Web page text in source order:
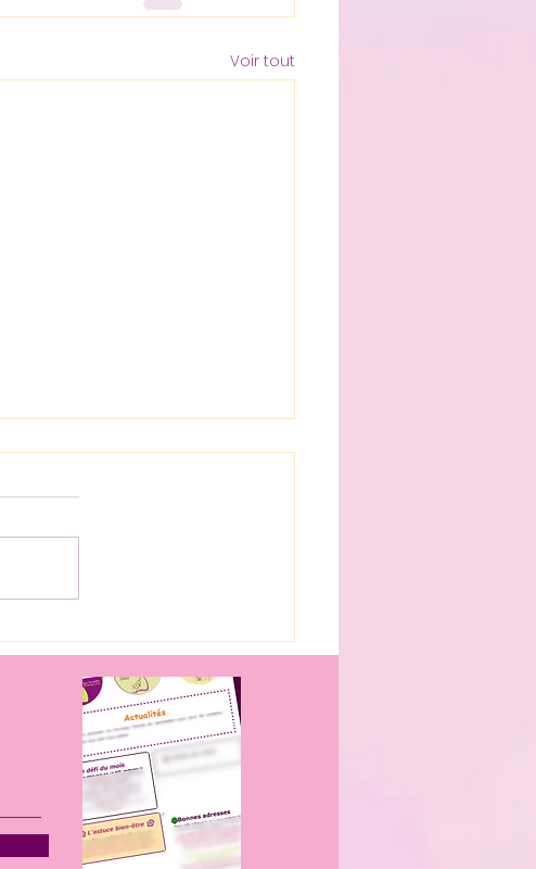
Voir tout